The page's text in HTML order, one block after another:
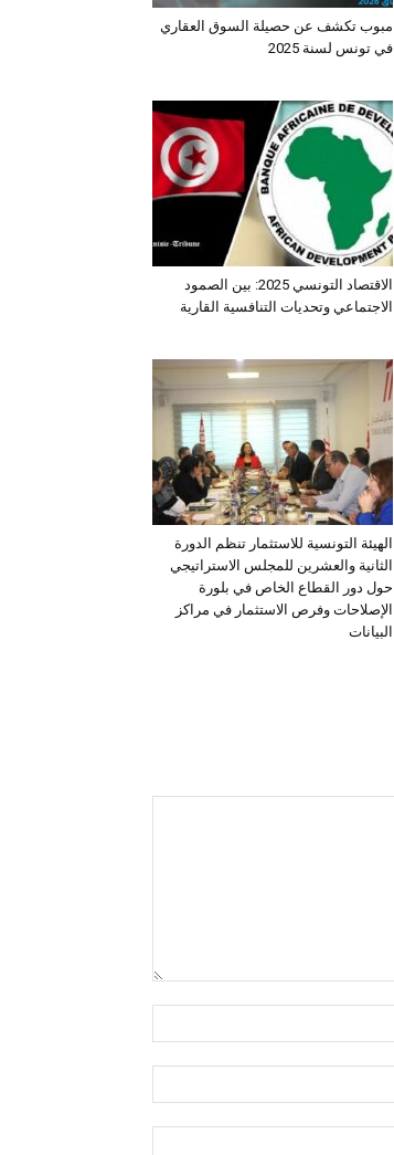
مبوب تكشف عن حصيلة السوق العقاري
في تونس لسنة 2025
الاقتصاد التونسي 2025: بين الصمود
الاجتماعي وتحديات التنافسية القارية
الهيئة التونسية للاستثمار تنظم الدورة
الثانية والعشرين للمجلس الاستراتيجي
حول دور القطاع الخاص في بلورة
الإصلاحات وفرص الاستثمار في مراكز
البيانات